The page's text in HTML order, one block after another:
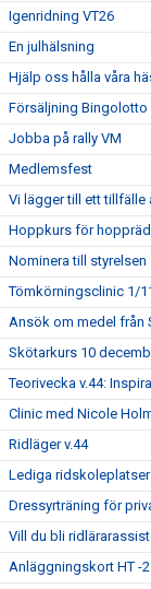
Igenridning VT26
En julhälsning
Hjälp oss hålla våra
Försäljning Bingolotto
Jobba på rally VM
Medlemsfest
Vi lägger till ett tillfälle
Hoppkurs för
Nominera till styrelsen
Tömkörningsclinic 1/
Ansök om medel från
Skötarkurs 10
Teorivecka v.44:
Clinic med Nicole
Ridläger v.44
Lediga ridskoleplatser
Dressyrträning för
Vill du bli
Anläggningskort HT -